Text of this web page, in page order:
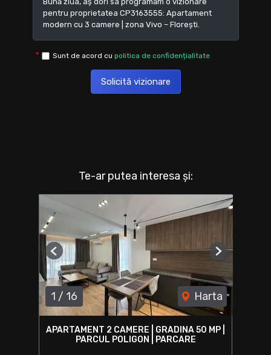
Sunt de acord cu politica de confidențialitate
Solicită vizionare
Te-ar putea interesa și:
1 / 16 Harta
Previous Next
APARTAMENT 2 CAMERE | GRADINA 50 MP |
PARCUL POLIGON | PARCARE